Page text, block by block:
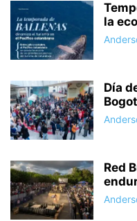
la
Día
Red